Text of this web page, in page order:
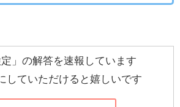
定」の解答を速報しています
していただけると嬉しいです